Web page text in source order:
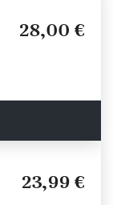
28,00 €
23,99 €